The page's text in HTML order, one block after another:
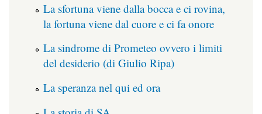
La sfortuna viene dalla bocca e ci rovina,
la fortuna viene dal cuore e ci fa onore
La sindrome di Prometeo ovvero i limiti
del desiderio (di Giulio Ripa)
La speranza nel qui ed ora